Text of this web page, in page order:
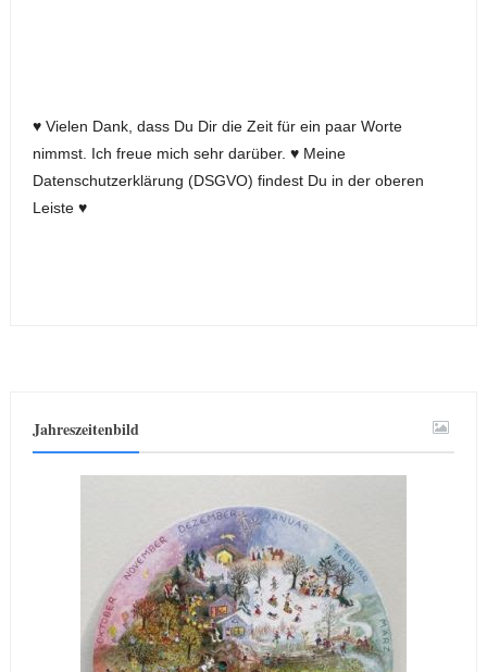
♥ Vielen Dank, dass Du Dir die Zeit für ein paar Worte
nimmst. Ich freue mich sehr darüber. ♥ Meine
Datenschutzerklärung (DSGVO) findest Du in der oberen
Leiste ♥
Jahreszeitenbild